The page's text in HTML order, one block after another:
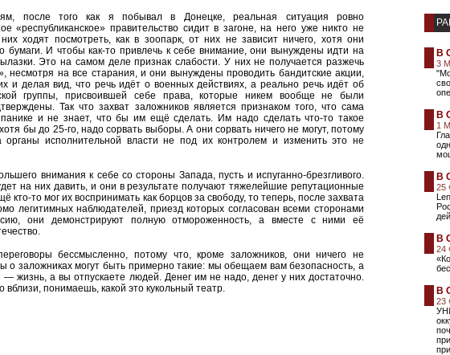
после того как я побывал в Донецке, реальная ситуация ровно
«республиканское» правительство сидит в загоне, на него уже никто не
ходят посмотреть, как в зоопарк, от них не зависит ничего, хотя они
бумаги. И чтобы как-то привлечь к себе внимание, они вынуждены идти на
Это на самом деле признак слабости. У них не получается разжечь
несмотря на все старания, и они вынуждены проводить бандитские акции,
и делая вид, что речь идёт о военных действиях, а реально речь идёт об
группы, присвоившей себе права, которые никем вообще не были
Так что захват заложников является признаком того, что сама
и не знает, что бы им ещё сделать. Им надо сделать что-то такое
бы до 25-го, надо сорвать выборы. А они сорвать ничего не могут, потому
исполнительной власти не под их контролем и изменить это не
внимания к себе со стороны Запада, пусть и испуганно-брезгливого.
на них давить, и они в результате получают тяжелейшие репутационные
кто-то мог их воспринимать как борцов за свободу, то теперь, после захвата
легитимных наблюдателей, приезд которых согласован всеми сторонами
они демонстрируют полную отмороженность, а вместе с ними её
бессмысленно, потому что, кроме заложников, они ничего не
о заложниках могут быть примерно такие: мы обещаем вам безопасность, а
— жизнь, а вы отпускаете людей. Денег им не надо, денег у них достаточно.
вблизи, понимаешь, какой это кукольный театр.
В
3
В
1
В
25
В
24
В
23